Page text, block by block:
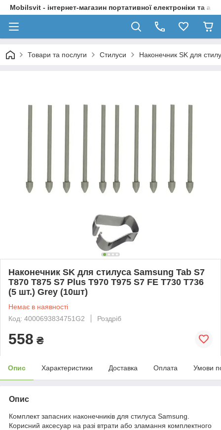
Mobilsvit - інтернет-магазин портативної електроніки та
Товари та послуги Стилуси Наконечник SK для
Наконечник SK для стилуса Samsung Tab S7
T870 T875 S7 Plus T970 T975 S7 FE T730 T736
(5 шт.) Grey (10шт)
Немає в наявності
Код: 4000693834751G2
Роздріб
558 ₴
Опис Характеристики Доставка Оплата Умови
Опис
Комплект запасних наконечників для стилуса Samsung.
Корисний аксесуар на разі втрати або зламання комплектного